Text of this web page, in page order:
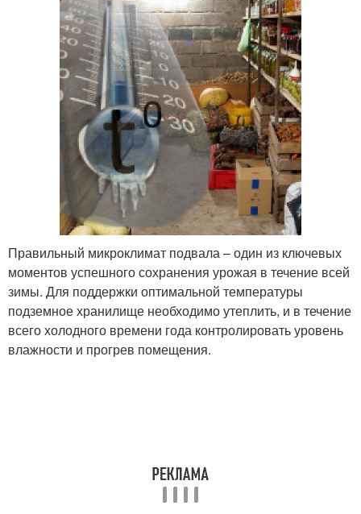
Правильный микроклимат подвала – один из ключевых
моментов успешного сохранения урожая в течение всей
зимы. Для поддержки оптимальной температуры
подземное хранилище необходимо утеплить, и в течение
всего холодного времени года контролировать уровень
влажности и прогрев помещения.